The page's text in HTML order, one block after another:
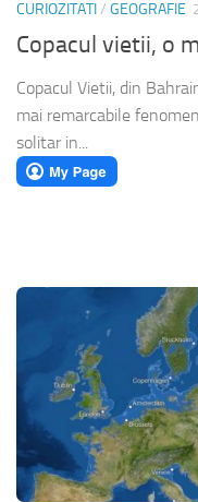
CURIOZITATI/ GEOGRAFIE
Copacul vietii, o
Copacul Vietii, din
mai remarcabile
solitar in...